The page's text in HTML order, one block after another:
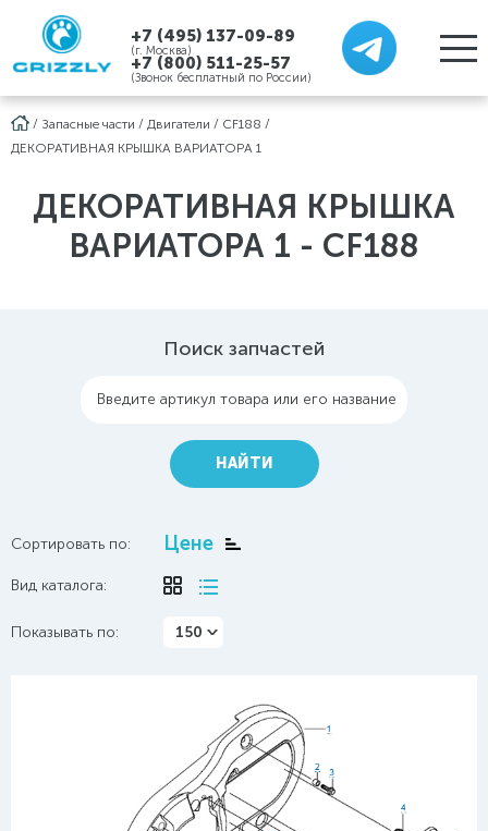
+7 (495) 137-09-89
(г. Москва)
+7 (800) 511-25-57
(Звонок бесплатный по России)
/ Запасные части / Двигатели / CF188 /
ДЕКОРАТИВНАЯ КРЫШКА ВАРИАТОРА 1
ДЕКОРАТИВНАЯ КРЫШКА
ВАРИАТОРА 1 - CF188
Поиск запчастей
Введите артикул товара или его название
НАЙТИ
Сортировать по: Цене
Вид каталога:
Показывать по: 150